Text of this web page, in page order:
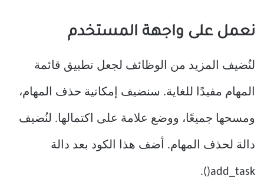
نعمل على واجهة المستخدم
لنُضيف المزيد من الوظائف لجعل تطبيق قائمة
المهام مفيدًا للغاية. سنضيف إمكانية حذف المهام،
ومسحها جميعًا، ووضع علامة على اكتمالها. لنُضيف
دالة لحذف المهام. أضف هذا الكود بعد دالة
add_task().